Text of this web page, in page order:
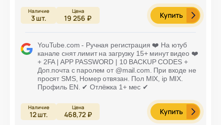
3шт. 19 256 ₽ Купить
YouTube.com - Ручная регистрация ❤️ На ютуб
канале снят лимит на загрузку 15+ минут видео ❤️
+ 2FA | APP PASSWORD | 10 BACKUP CODES +
Доп.почта с паролем от @mail.com. При входе не
просят SMS, Номер отвязан. Пол MIX, ip MIX.
Профиль EN. ✔ Отлёжка 1+ мес ✔
12шт. 468,72 ₽ Купить